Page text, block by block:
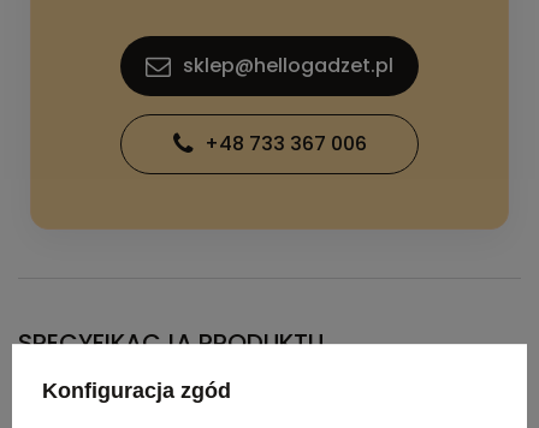
sklep@hellogadzet.pl
+48 733 367 006
SPECYFIKACJA PRODUKTU
Konfiguracja zgód